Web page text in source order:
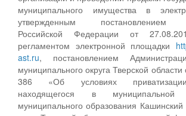
муниципального имущества в
утвержденным постановлением
Российской Федерации от
регламентом электронной площадки
ast.ru, постановлением
муниципального округа Тверской
386 «Об условиях
находящегося в муниципальной
муниципального образования